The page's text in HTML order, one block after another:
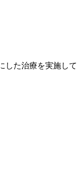
した治療を実施して